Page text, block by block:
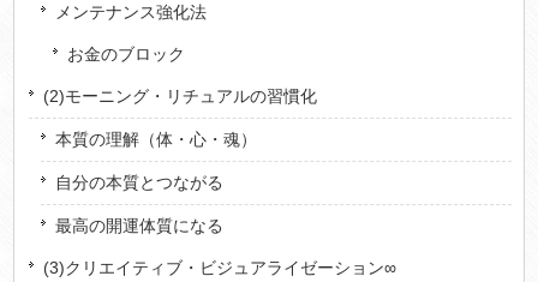
メンテナンス強化法
お金のブロック
(2)モーニング・リチュアルの習慣化
本質の理解（体・心・魂）
自分の本質とつながる
最高の開運体質になる
(3)クリエイティブ・ビジュアライゼーション∞